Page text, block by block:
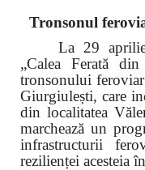
Tronsonul
La 29
„Calea Ferată
tronsonului
Giurgiulești, care
din localitatea
marchează un
infrastructurii
rezilienței acesteia